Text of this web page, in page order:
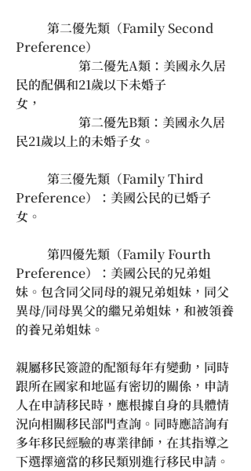
Preference）
民的配偶和21歲以下未婚子
女，
民21歲以上的未婚子女。
Preference）：美國公民的已婚子
女。
Preference）：美國公民的兄弟姐
妹。包含同父同母的親兄弟姐妹，同父
異母/同母異父的繼兄弟姐妹，和被領養
的養兄弟姐妹。
親屬移民簽證的配額每年有變動，同時
跟所在國家和地區有密切的關係，申請
人在申請移民時，應根據自身的具體情
況向相關移民部門查詢。同時應諮詢有
多年移民經驗的專業律師，在其指導之
下選擇適當的移民類別進行移民申請。